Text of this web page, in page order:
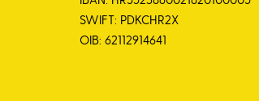
SWIFT: PDKCHR2X
OIB: 62112914641